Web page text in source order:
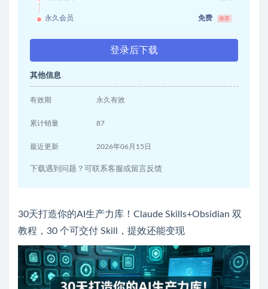
永久会员 免费 推荐
登录后下载
其他信息
有效期 永久有效
累计销量 87
最近更新 2026年06月15日
下载遇到问题？可联系客服或留言反馈
30天打造你的AI生产力库！Claude Skills+Obsidian 双
教程，30 个可交付 Skill，提效还能变现